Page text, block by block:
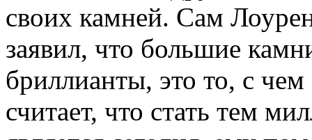
своих камней. Сам
заявил, что большие
бриллианты, это то, с
считает, что стать тем